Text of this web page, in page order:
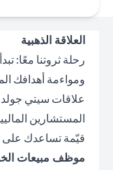
العلاقة الذهبية
رحلة ثروتنا معًا:
ومواءمة أهدافك
علاقات سيتي
المستشارين
قيّمة تساعدك على
موظف مبيعات